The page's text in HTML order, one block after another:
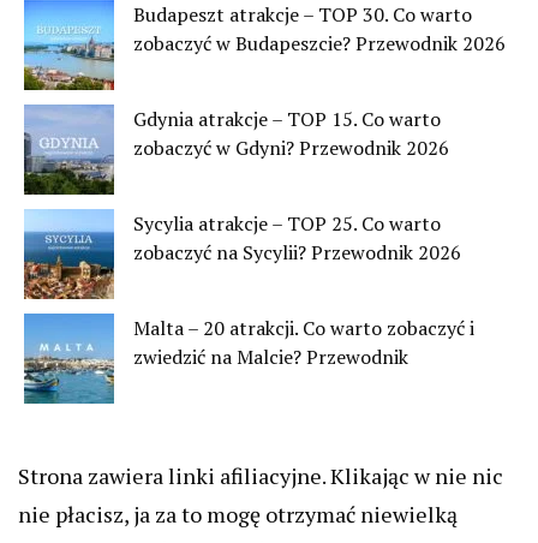
Budapeszt atrakcje – TOP 30. Co warto
zobaczyć w Budapeszcie? Przewodnik 2026
Gdynia atrakcje – TOP 15. Co warto
zobaczyć w Gdyni? Przewodnik 2026
Sycylia atrakcje – TOP 25. Co warto
zobaczyć na Sycylii? Przewodnik 2026
Malta – 20 atrakcji. Co warto zobaczyć i
zwiedzić na Malcie? Przewodnik
Strona zawiera linki afiliacyjne. Klikając w nie nic
nie płacisz, ja za to mogę otrzymać niewielką